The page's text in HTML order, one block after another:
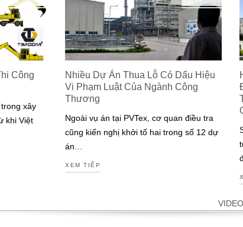
Công
xây
khi Việt
Nhiều Dự Án Thua Lỗ Có Dấu Hiệu
Vi Phạm Luật Của Ngành Công
Thương
Ngoài vụ án tại PVTex, cơ quan điều tra
cũng kiến nghị khởi tố hai trong số 12 dự
án…
XEM TIẾP
VIDEO